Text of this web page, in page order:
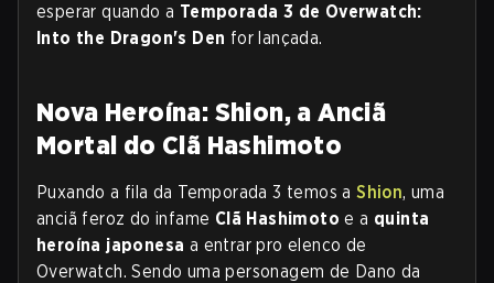
esperar quando a Temporada 3 de Overwatch:
Into the Dragon's Den for lançada.
Nova Heroína: Shion, a Anciã
Mortal do Clã Hashimoto
Puxando a fila da Temporada 3 temos aShion, uma
anciã feroz do infame Clã Hashimoto e a quinta
heroína japonesa a entrar pro elenco de
Overwatch. Sendo uma personagem de Dano da